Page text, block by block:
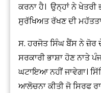
ਕਰਨਾ ਹੈ। ਉਨ੍ਹਾਂ ਨੇ ਖੇਤਰੀ
ਸੁਰੱਖਿਅਤ ਰੱਖਣ ਦੀ ਮਹੱਤਤਾ
ਸ. ਹਰਜੋਤ ਸਿੰਘ ਬੈਂਸ ਨੇ ਜ਼ੋਰ
ਸਰਕਾਰੀ ਭਾਸ਼ਾ ਹੋਣ ਨਾਤੇ
ਘਟਾਇਆ ਨਹੀਂ ਜਾਵੇਗਾ।
ਆਲੋਚਨਾ ਕੀਤੀ ਜੋ ਸਿਰਫ